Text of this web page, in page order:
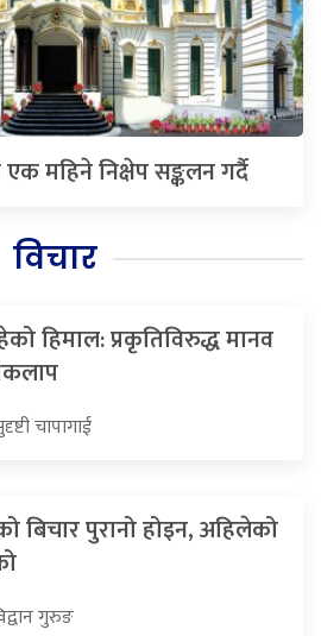
एक महिने निक्षेप सङ्कलन गर्दै
विचार
हिमाल: प्रकृतिविरुद्ध मानव
चापागाई
बिचार पुरानो होइन, अहिलेको
गुरुङ